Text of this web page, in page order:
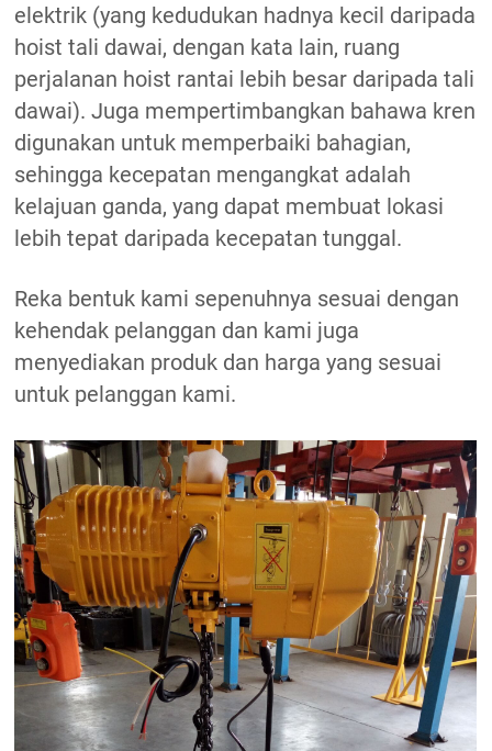
elektrik (yang kedudukan hadnya kecil daripada
hoist tali dawai, dengan kata lain, ruang
perjalanan hoist rantai lebih besar daripada tali
dawai). Juga mempertimbangkan bahawa kren
digunakan untuk memperbaiki bahagian,
sehingga kecepatan mengangkat adalah
kelajuan ganda, yang dapat membuat lokasi
lebih tepat daripada kecepatan tunggal.
Reka bentuk kami sepenuhnya sesuai dengan
kehendak pelanggan dan kami juga
menyediakan produk dan harga yang sesuai
untuk pelanggan kami.